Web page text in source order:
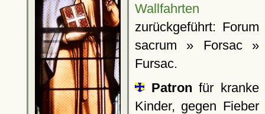
Wallfahrten
zurückgeführt: Forum
sacrum » Forsac »
Fursac.
Patron für kranke
Kinder, gegen Fieber